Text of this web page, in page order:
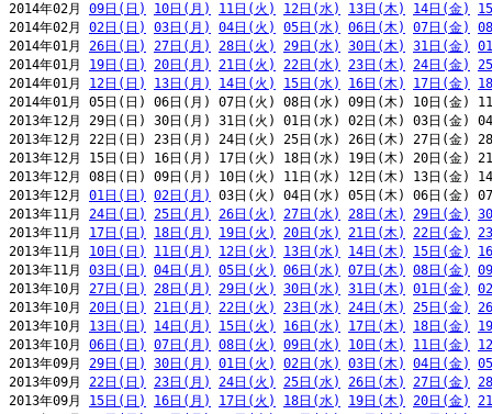
2014年02月 09日(日) 10日(月) 11日(火) 12日(水) 13日(木) 14日(金)
2014年02月 02日(日) 03日(月) 04日(火) 05日(水) 06日(木) 07日(金)
2014年01月 26日(日) 27日(月) 28日(火) 29日(水) 30日(木) 31日(金)
2014年01月 19日(日) 20日(月) 21日(火) 22日(水) 23日(木) 24日(金)
2014年01月 12日(日) 13日(月) 14日(火) 15日(水) 16日(木) 17日(金)
2014年01月 05日(日) 06日(月) 07日(火) 08日(水) 09日(木) 10日(金)
2013年12月 29日(日) 30日(月) 31日(火) 01日(水) 02日(木) 03日(金)
2013年12月 22日(日) 23日(月) 24日(火) 25日(水) 26日(木) 27日(金)
2013年12月 15日(日) 16日(月) 17日(火) 18日(水) 19日(木) 20日(金)
2013年12月 08日(日) 09日(月) 10日(火) 11日(水) 12日(木) 13日(金)
2013年12月 01日(日) 02日(月)
03日(火) 04日(水) 05日(木) 06日(金)
2013年11月 24日(日) 25日(月) 26日(火) 27日(水) 28日(木) 29日(金)
2013年11月 17日(日) 18日(月) 19日(火) 20日(水) 21日(木) 22日(金)
2013年11月 10日(日) 11日(月) 12日(火) 13日(水) 14日(木) 15日(金)
2013年11月 03日(日) 04日(月) 05日(火) 06日(水) 07日(木) 08日(金)
2013年10月 27日(日) 28日(月) 29日(火) 30日(水) 31日(木) 01日(金)
2013年10月 20日(日) 21日(月) 22日(火) 23日(水) 24日(木) 25日(金)
2013年10月 13日(日) 14日(月) 15日(火) 16日(水) 17日(木) 18日(金)
2013年10月 06日(日) 07日(月) 08日(火) 09日(水) 10日(木) 11日(金)
2013年09月 29日(日) 30日(月) 01日(火) 02日(水) 03日(木) 04日(金)
2013年09月 22日(日) 23日(月) 24日(火) 25日(水) 26日(木) 27日(金)
2013年09月 15日(日) 16日(月) 17日(火) 18日(水) 19日(木) 20日(金)